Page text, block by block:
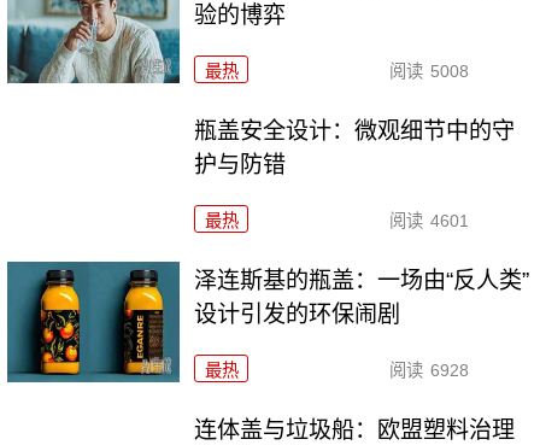
验的博弈
最热 阅读 5008
瓶盖安全设计：微观细节中的守
护与防错
最热 阅读 4601
泽连斯基的瓶盖：一场由“反人类”
设计引发的环保闹剧
最热 阅读 6928
连体盖与垃圾船：欧盟塑料治理